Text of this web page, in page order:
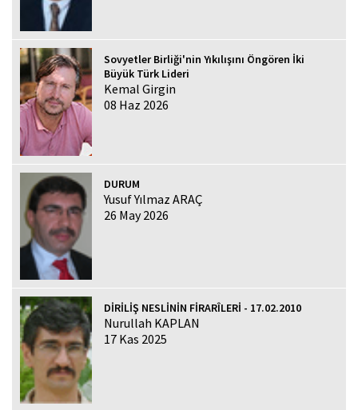
Sovyetler Birliği'nin Yıkılışını Öngören İki
Büyük Türk Lideri
Kemal Girgin
08 Haz 2026
DURUM
Yusuf Yılmaz ARAÇ
26 May 2026
DİRİLİŞ NESLİNİN FİRARÎLERİ - 17.02.2010
Nurullah KAPLAN
17 Kas 2025